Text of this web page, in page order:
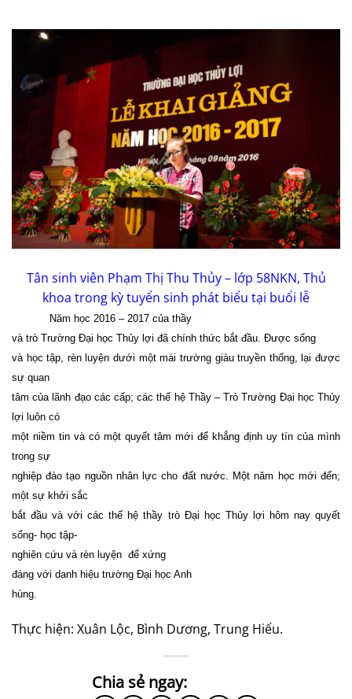
Tân sinh viên Phạm Thị Thu Thủy – lớp 58NKN, Thủ
khoa trong kỳ tuyển sinh phát biểu tại buổi lễ
Năm học 2016 – 2017 của thầy
và trò Trường Đại học Thủy lợi đã chính thức bắt đầu. Được sống
và học tập, rèn luyện dưới một mái trường giàu truyền thống, lại được
sự quan
tâm của lãnh đạo các cấp; các thế hệ Thầy – Trò Trường Đại học Thủy
lợi luôn có
một niềm tin và có một quyết tâm mới để khẳng định uy tín của mình
trong sự
nghiệp đào tạo nguồn nhân lực cho đất nước. Một năm học mới đến;
một sự khởi sắc
bắt đầu và với các thế hệ thầy trò Đại học Thủy lợi hôm nay quyết
sống- học tập-
nghiên cứu và rèn luyện để xứng
đáng với danh hiệu trường Đại học Anh
hùng.
Thực hiện: Xuân Lộc, Bình Dương, Trung Hiếu.